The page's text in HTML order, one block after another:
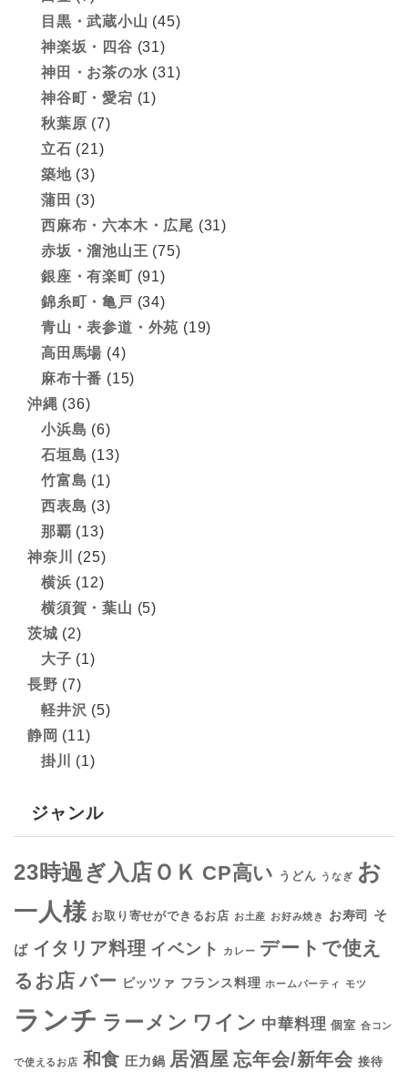
目黒・武蔵小山 (45)
神楽坂・四谷 (31)
神田・お茶の水 (31)
神谷町・愛宕 (1)
秋葉原 (7)
立石 (21)
築地(3)
蒲田 (3)
西麻布・六本木・広尾 (31)
赤坂・溜池山王 (75)
銀座・有楽町 (91)
錦糸町・亀戸 (34)
青山・表参道・外苑 (19)
高田馬場 (4)
麻布十番 (15)
沖縄 (36)
小浜島 (6)
石垣島 (13)
竹富島 (1)
西表島 (3)
那覇 (13)
神奈川
(25)
横浜 (12)
横須賀・葉山 (5)
茨城 (2)
大子 (1)
長野 (7)
軽井沢 (5)
静岡 (11)
掛川
(1)
ジャンル
23時過ぎ入店ＯＫ CP高い うどん うなぎ お
一人様 お取り寄せができるお店 お土産 お好み焼き お寿司 そ
ば イタリア料理 イベント カレー デートで使え
るお店 バー ピッツァ フランス料理 ホームパーティ モツ
ランチ ラーメン ワイン 中華料理 個室 合コン
で使えるお店 和食 圧力鍋 居酒屋 忘年会/新年会 接待